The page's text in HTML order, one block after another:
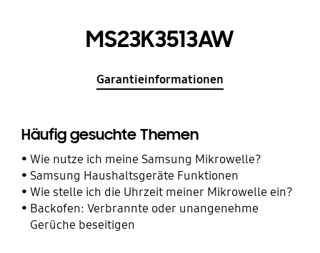
MS23K3513AW
Garantieinformationen
Häufig gesuchte Themen
Wie nutze ich meine Samsung Mikrowelle?
Samsung Haushaltsgeräte Funktionen
Wie stelle ich die Uhrzeit meiner Mikrowelle ein?
Backofen: Verbrannte oder unangenehme
Gerüche beseitigen